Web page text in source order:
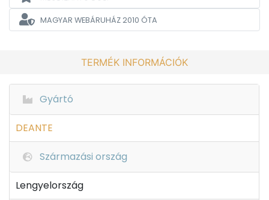
MAGYAR WEBÁRUHÁZ2010 ÓTA
TERMÉK INFORMÁCIÓK
Gyártó
DEANTE
Származási ország
Lengyelország